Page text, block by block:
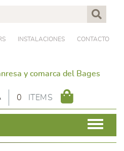
INSTALACIONES CONTACTO
y comarca del Bages
0 ITEMS